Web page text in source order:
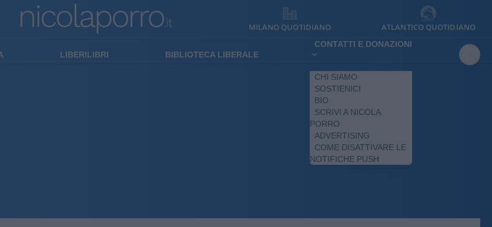
MILANO QUOTIDIANO ATLANTICO QUOTIDIANO
LIBERILIBRI BIBLIOTECA LIBERALE
CONTATTI E DONAZIONI
CHI SIAMO
SOSTIENICI
BIO
SCRIVI A NICOLA
PORRO
ADVERTISING
COME DISATTIVARE LE
NOTIFICHE PUSH